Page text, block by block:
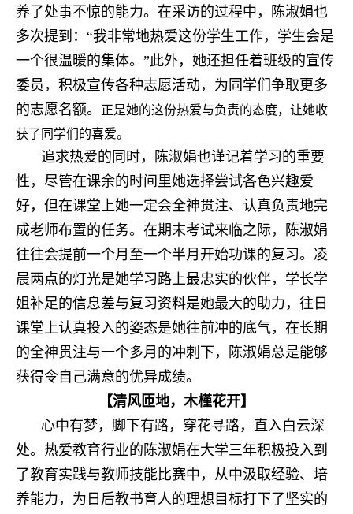
养了处事不惊的能力。在采访的过程中，陈淑娟也
多次提到：“我非常地热爱这份学生工作，学生会是
一个很温暖的集体。”此外，她还担任着班级的宣传
委员，积极宣传各种志愿活动，为同学们争取更多
的志愿名额。
正是她的这份热爱与负责的态度，让她收
获了同学们的喜爱。
追求热爱的同时，陈淑娟也谨记着学习的重要
性，尽管在课余的时间里她选择尝试各色兴趣爱
好，但在课堂上她一定会全神贯注、认真负责地完
成老师布置的任务。在期末考试来临之际，陈淑娟
往往会提前一个月至一个半月开始功课的复习。凌
晨两点的灯光是她学习路上最忠实的伙伴，学长学
姐补足的信息差与复习资料是她最大的助力，往日
课堂上认真投入的姿态是她往前冲的底气，在长期
的全神贯注与一个多月的冲刺下，陈淑娟总是能够
获得令自己满意的优异成绩。
【清风匝地，木槿花开】
心中有梦，脚下有路，穿花寻路，直入白云深
处。热爱教育行业的陈淑娟在大学三年积极投入到
了教育实践与教师技能比赛中，从中汲取经验、培
养能力，为日后教书育人的理想目标打下了坚实的